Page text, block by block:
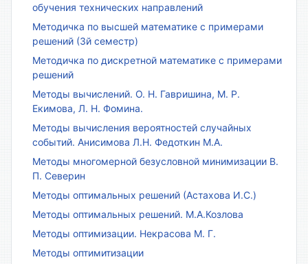
обучения технических направлений
Методичка по высшей математике с примерами
решений (3й семестр)
Методичка по дискретной математике с примерами
решений
Методы вычислений. О. Н. Гавришина, М. Р.
Екимова, Л. Н. Фомина.
Методы вычисления вероятностей случайных
событий. Анисимова Л.Н. Федоткин М.А.
Методы многомерной безусловной минимизации В.
П. Северин
Методы оптимальных решений (Астахова И.С.)
Методы оптимальных решений. М.А.Козлова
Методы оптимизации. Некрасова М. Г.
Методы оптимитизации